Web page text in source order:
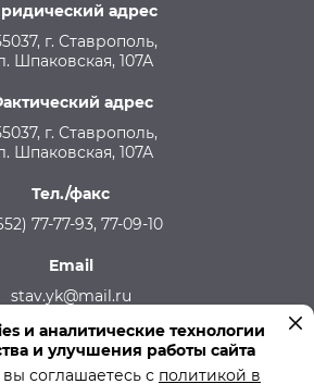
адрес
г. Ставрополь,
Шпаковская, 107А
адрес
г. Ставрополь,
Шпаковская, 107А
Тел./факс
77-77-93, 77-09-10
Email
stav.yk@mail.ru
аварийной службы
301-92-08 (круглосуточно)
и аналитические технологии
и улучшения работы сайта
соглашаетесь с политикой в